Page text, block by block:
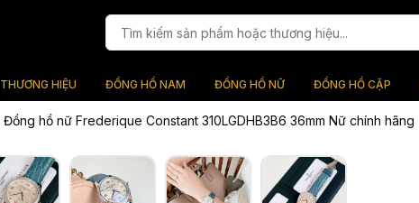
THƯƠNG HIỆU ĐỒNG HỒ NAM ĐỒNG HỒ NỮ ĐỒNG HỒ CẶP
Đồng hồ nữ Frederique Constant 310LGDHB3B6 36mm Nữ chính hãng